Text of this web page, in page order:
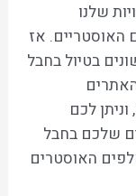
שלנו
האוסטריים. אז
בטיול בחבל
לכם
שלכם בחבל
האוסטרים